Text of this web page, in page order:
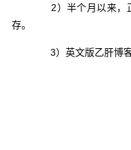
2）半个月以来，正
存。
3）英文版乙肝博客